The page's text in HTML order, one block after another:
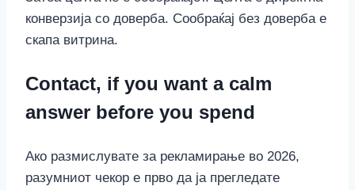
конверзија со доверба. Сообраќај без доверба е
скапа витрина.
Contact, if you want a calm
answer before you spend
Ако размислувате за рекламирање во 2026,
разумниот чекор е прво да ја прегледате